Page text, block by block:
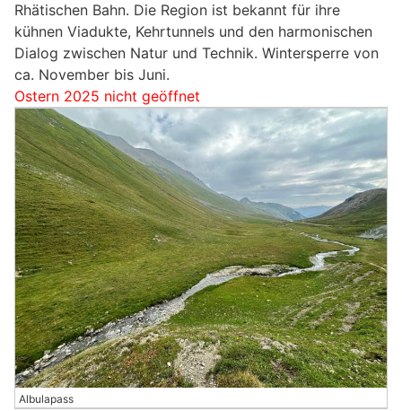
Rhätischen Bahn. Die Region ist bekannt für ihre
kühnen Viadukte, Kehrtunnels und den harmonischen
Dialog zwischen Natur und Technik. Wintersperre von
ca. November bis Juni.
Ostern 2025 nicht geöffnet
Albulapass